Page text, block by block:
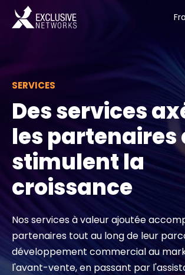
Ressources
Entreprise
Portail des
Exclusive Access
SERVICES
Des services
les partenaires
stimulent la
croissance
Nos services à valeur ajoutée
partenaires tout au long de leur
développement commercial au
l'avant-vente, en passant par